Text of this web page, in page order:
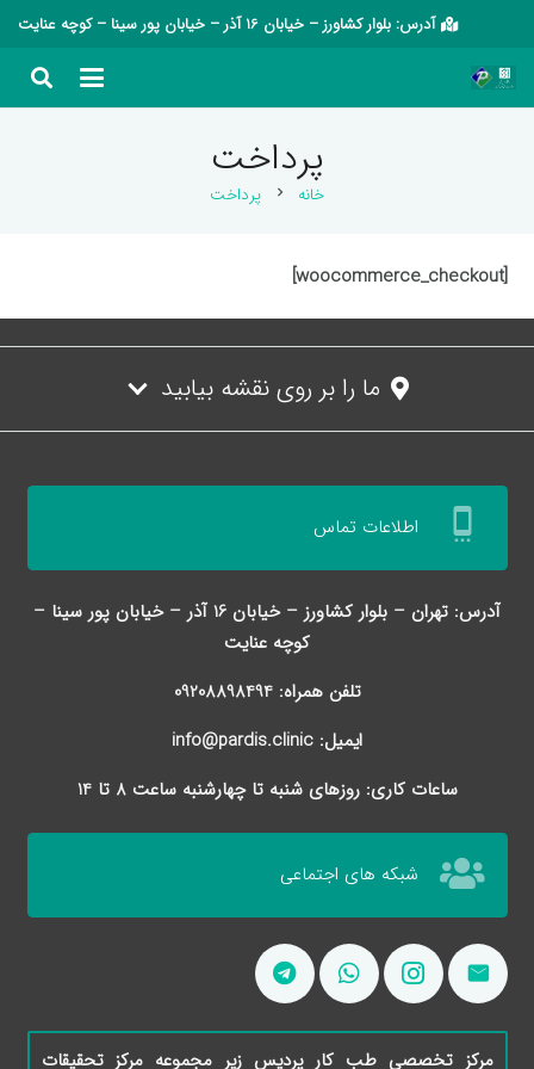
آدرس: بلوار کشاورز – خیابان 16 آذر – خیابان پور سینا – کوچه عنایت
پرداخت
خانه chevron_right پرداخت
[woocommerce_checkout]
ما را بر روی نقشه بیابید
settings_cell اطلاعات تماس
آدرس: تهران – بلوار کشاورز – خیابان 16 آذر – خیابان پور سینا –
کوچه عنایت
تلفن همراه: 09208898494
ایمیل: info@pardis.clinic
ساعات کاری: روزهای شنبه تا چهارشنبه ساعت 8 تا 14
شبکه های اجتماعی
مرکز تخصصی طب کار پردیس زیر مجموعه مرکز تحقیقات